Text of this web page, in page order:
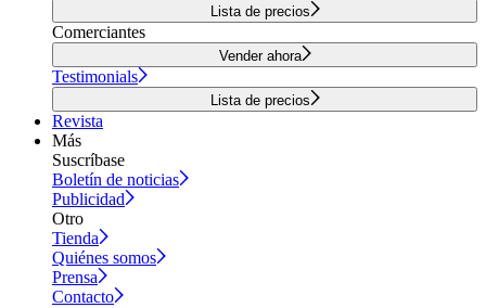
Lista de precios
Comerciantes
Vender ahora
Testimonials
Lista de precios
Revista
Más
Suscríbase
Boletín de noticias
Publicidad
Otro
Tienda
Quiénes somos
Prensa
Contacto